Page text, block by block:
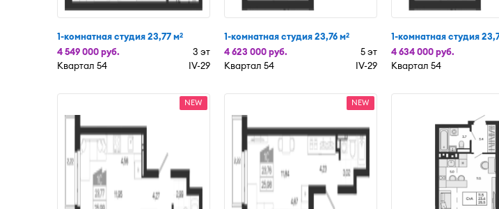
1-комнатная студия 23,77 м2
4 549 000 руб.
3 эт
Квартал 54
IV-29
1-комнатная студия 23,76 м2
4 623 000 руб.
5 эт
Квартал 54
IV-29
1-комнатная студия
4 634 000 руб.
Квартал 54
NEW NEW